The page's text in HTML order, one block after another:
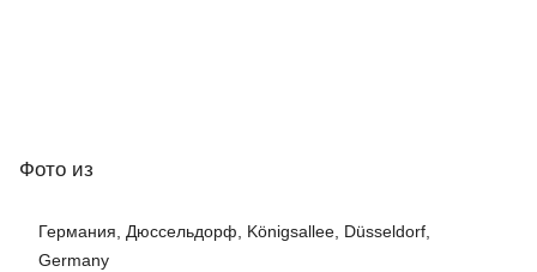
Фото из
Германия, Дюссельдорф, Königsallee, Düsseldorf,
Germany